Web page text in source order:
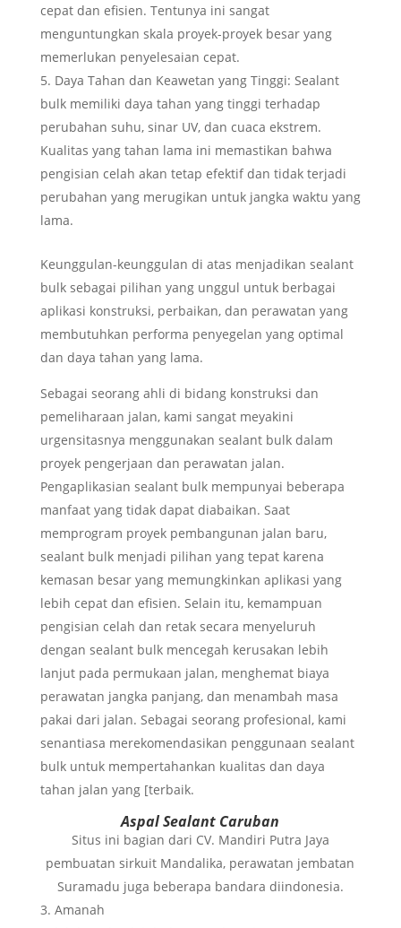
cepat dan efisien. Tentunya ini sangat
menguntungkan skala proyek-proyek besar yang
memerlukan penyelesaian cepat.
Daya Tahan dan Keawetan yang Tinggi: Sealant
bulk memiliki daya tahan yang tinggi terhadap
perubahan suhu, sinar UV, dan cuaca ekstrem.
Kualitas yang tahan lama ini memastikan bahwa
pengisian celah akan tetap efektif dan tidak terjadi
perubahan yang merugikan untuk jangka waktu yang
lama.
Keunggulan-keunggulan di atas menjadikan sealant
bulk sebagai pilihan yang unggul untuk berbagai
aplikasi konstruksi, perbaikan, dan perawatan yang
membutuhkan performa penyegelan yang optimal
dan daya tahan yang lama.
Sebagai seorang ahli di bidang konstruksi dan
pemeliharaan jalan, kami sangat meyakini
urgensitasnya menggunakan sealant bulk dalam
proyek pengerjaan dan perawatan jalan.
Pengaplikasian sealant bulk mempunyai beberapa
manfaat yang tidak dapat diabaikan. Saat
memprogram proyek pembangunan jalan baru,
sealant bulk menjadi pilihan yang tepat karena
kemasan besar yang memungkinkan aplikasi yang
lebih cepat dan efisien. Selain itu, kemampuan
pengisian celah dan retak secara menyeluruh
dengan sealant bulk mencegah kerusakan lebih
lanjut pada permukaan jalan, menghemat biaya
perawatan jangka panjang, dan menambah masa
pakai dari jalan. Sebagai seorang profesional, kami
senantiasa merekomendasikan penggunaan sealant
bulk untuk mempertahankan kualitas dan daya
tahan jalan yang [terbaik.
Aspal Sealant Caruban
Situs ini bagian dari CV. Mandiri Putra Jaya
pembuatan sirkuit Mandalika, perawatan jembatan
Suramadu juga beberapa bandara diindonesia.
Amanah